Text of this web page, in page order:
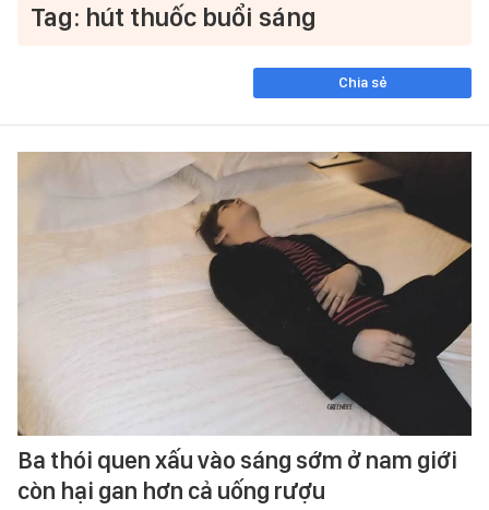
Tag: hút thuốc buổi sáng
Chia sẻ
Ba thói quen xấu vào sáng sớm ở nam giới
còn hại gan hơn cả uống rượu